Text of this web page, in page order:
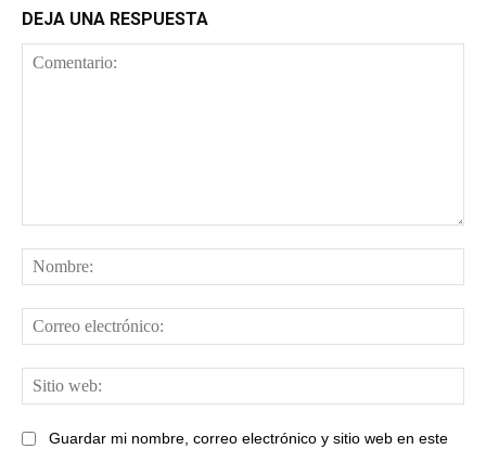
DEJA UNA RESPUESTA
Guardar mi nombre, correo electrónico y sitio web en este